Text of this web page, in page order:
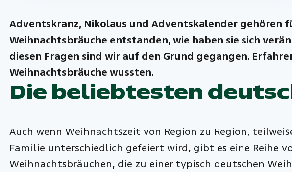
Adventskranz, Nikolaus und Adventskalender gehören
Weihnachtsbräuche entstanden, wie haben sie sich
diesen Fragen sind wir auf den Grund gegangen.
Weihnachtsbräuche wussten.
Die beliebtesten
Auch wenn Weihnachtszeit von Region zu Region,
Familie unterschiedlich gefeiert wird, gibt es eine Reihe
Weihnachtsbräuchen, die zu einer typisch deutschen